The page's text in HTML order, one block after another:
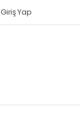
Giriş Yap